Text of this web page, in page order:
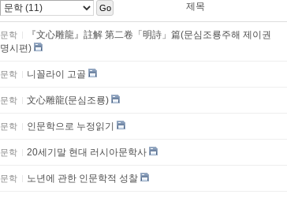
Go 제목
문학
『文心雕龍』註解 第二卷「明詩」篇(문심조룡주해 제이권
명시편)
문학 니꼴라이 고골
문학 文心雕龍(문심조룡)
문학 인문학으로 누정읽기
문학 20세기말 현대 러시아문학사
문학 노년에 관한 인문학적 성찰